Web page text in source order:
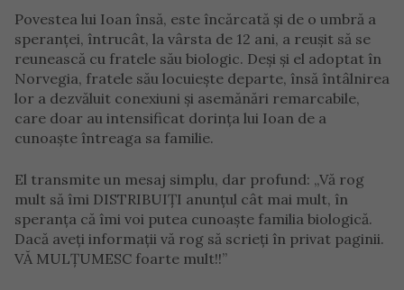
Povestea lui Ioan însă, este încărcată și de o umbră a
speranței, întrucât, la vârsta de 12 ani, a reușit să se
reunească cu fratele său biologic. Deși și el adoptat în
Norvegia, fratele său locuiește departe, însă întâlnirea
lor a dezvăluit conexiuni și asemănări remarcabile,
care doar au intensificat dorința lui Ioan de a
cunoaște întreaga sa familie.
El transmite un mesaj simplu, dar profund: „Vă rog
mult să îmi DISTRIBUIȚI anunțul cât mai mult, în
speranța că îmi voi putea cunoaște familia biologică.
Dacă aveți informații vă rog să scrieți în privat paginii.
VĂ MULȚUMESC foarte mult!!”